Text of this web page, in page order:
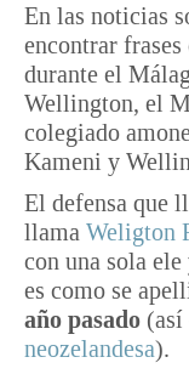
En las noticias
encontrar
durante el
Wellington, el
colegiado
Kameni y
El defensa que
llama Weligton
con una sola
es como se
año pasado (así
neozelandesa).